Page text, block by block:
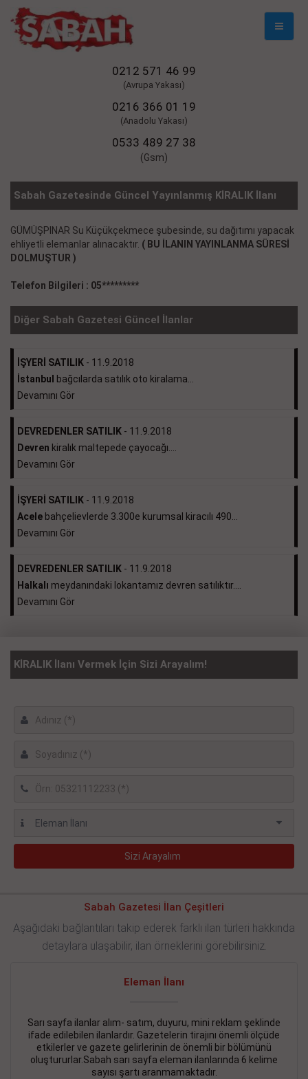
Mobil
0212 571 46 99
(Avrupa Yakası)
0216 366 01 19
(Anadolu Yakası)
0533 489 27 38
(Gsm)
Sabah Gazetesinde Güncel Yayınlanmış KİRALIK İlanı
GÜMÜŞPINAR Su Küçükçekmece şubesinde, su dağıtımı yapacak
ehliyetli elemanlar alınacaktır. ( BU İLANIN YAYINLANMA SÜRESİ
DOLMUŞTUR )
Telefon Bilgileri : 05*********
Diğer Sabah Gazetesi Güncel İlanlar
İŞYERİ SATILIK - 11.9.2018
İstanbul
bağcılarda satılık oto kiralama...
Devamını Gör
DEVREDENLER SATILIK - 11.9.2018
Devren kiralık maltepede çayocağı....
Devamını Gör
İŞYERİ SATILIK - 11.9.2018
Acele bahçelievlerde 3.300e kurumsal kiracılı 490...
Devamını Gör
DEVREDENLER SATILIK - 11.9.2018
Halkalı meydanındaki lokantamız devren satılıktır....
Devamını Gör
KİRALIK İlanı Vermek İçin Sizi Arayalım!
Sabah Gazetesi İlan Çeşitleri
Aşağıdaki bağlantıları takip ederek farklı ilan türleri hakkında
detaylara ulaşabilir, ilan örneklerini görebilirsiniz.
Eleman İlanı
Sarı sayfa ilanlar alım- satım, duyuru, mini reklam şeklinde
ifade edilebilen ilanlardır. Gazetelerin tirajını önemli ölçüde
etkilerler ve gazete gelirlerinin de önemli bir bölümünü
oluştururlar.Sabah sarı sayfa eleman ilanlarında 6 kelime
sayısı şartı aranmamaktadır.